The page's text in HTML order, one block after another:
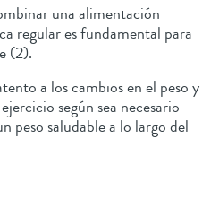
una alimentación
regular es fundamental para
(2).
a los cambios en el peso y
según sea necesario
peso saludable a lo largo del